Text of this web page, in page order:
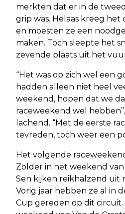
merkten dat er in de
grip was. Helaas kreeg
en moesten ze een
maken. Toch sleepte het
zevende plaats uit het
“Het was op zich wel een
hadden alleen niet heel
weekend, hopen dat we
raceweekend wel
lachend. “Met de eerste
tevreden, toch weer een
Het volgende
Zolder in het weekend
Sen kijken reikhalzend uit
Vorig jaar hebben ze al in
Cup gereden op dit circuit.